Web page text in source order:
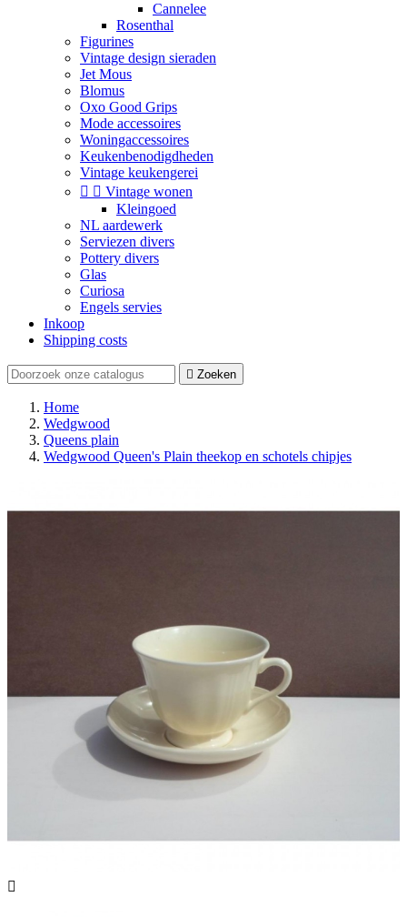
Cannelee
Rosenthal
Figurines
Vintage design sieraden
Jet Mous
Blomus
Oxo Good Grips
Mode accessoires
Woningaccessoires
Keukenbenodigdheden
Vintage keukengerei
  Vintage wonen
Kleingoed
NL aardewerk
Serviezen divers
Pottery divers
Glas
Curiosa
Engels servies
Inkoop
Shipping costs
 Zoeken
Home
Wedgwood
Queens plain
Wedgwood Queen's Plain theekop en schotels chipjes
